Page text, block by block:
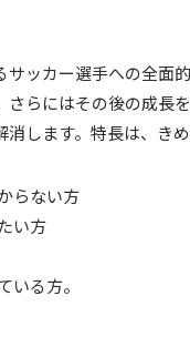
サッカー選手への全
さらにはその後の成
します。特長は、き
らない方
い方
いる方。